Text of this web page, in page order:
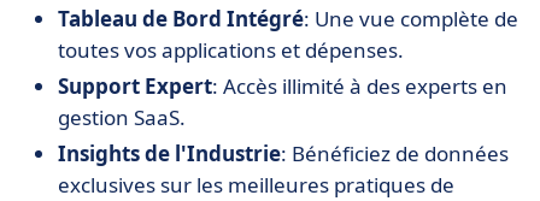
Tableau de Bord Intégré: Une vue complète de
toutes vos applications et dépenses.
Support Expert: Accès illimité à des experts en
gestion SaaS.
Insights de l'Industrie: Bénéficiez de données
exclusives sur les meilleures pratiques de